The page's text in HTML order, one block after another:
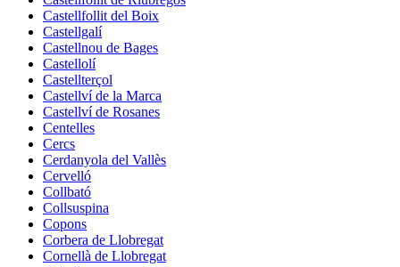
Castellfollit del Boix
Castellgalí
Castellnou de Bages
Castellolí
Castellterçol
Castellví de la Marca
Castellví de Rosanes
Centelles
Cercs
Cerdanyola del Vallès
Cervelló
Collbató
Collsuspina
Copons
Corbera de Llobregat
Cornellà de Llobregat